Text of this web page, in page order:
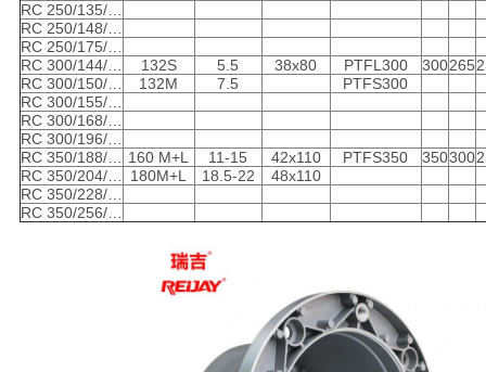
RC 250/135/…
RC 250/148/…
RC 250/175/…
RC 300/144/…
132S 5.5 38x80 PTFL300 300265
RC 300/150/…
132M 7.5
PTFS300
RC 300/155/…
RC 300/168/…
RC 300/196/…
RC 350/188/… 160 M+L 11-15 42x110 PTFS350 350300
RC 350/204/…
180M+L 18.5-22
48x110
RC 350/228/…
RC 350/256/…